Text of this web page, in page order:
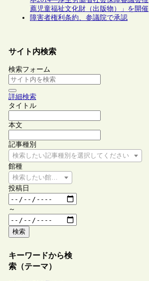
薦児童福祉文化財（出版物）」を開催
障害者権利条約、参議院で承認
サイト内検索
検索フォーム
詳細検索
タイトル
本文
記事種別
検索したい記事種別を選択してください
館種
検索したい館種を選択してください
投稿日
～
検索
キーワードから検
索（テーマ）